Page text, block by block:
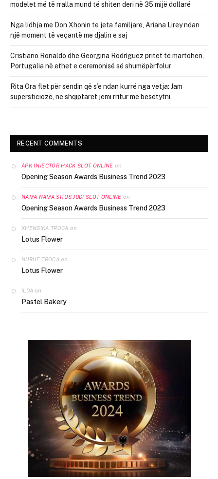
modelet më të rralla mund të shiten deri në 35 mijë dollarë
Nga lidhja me Don Xhonin te jeta familjare, Ariana Lirey ndan
një moment të veçantë me djalin e saj
Cristiano Ronaldo dhe Georgina Rodríguez pritet të martohen,
Portugalia në ethet e ceremonisë së shumëpërfolur
Rita Ora flet për sendin që s’e ndan kurrë nga vetja: Jam
supersticioze, ne shqiptarët jemi rritur me besëtytni
RECENT COMMENTS
APK INJECTOR HACK SLOT ONLINE on
Opening Season Awards Business Trend 2023
NAMA NAMA SITUS JUDI SLOT ONLINE on
Opening Season Awards Business Trend 2023
XHENSIKA TROCA on
Lotus Flower
NURIJE TROCAon
Lotus Flower
ILDA on
Pastel Bakery